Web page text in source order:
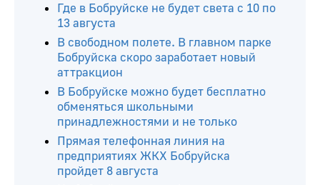
Где в Бобруйске не будет света с 10 по
13 августа
В свободном полете. В главном парке
Бобруйска скоро заработает новый
аттракцион
В Бобруйске можно будет бесплатно
обменяться школьными
принадлежностями и не только
Прямая телефонная линия на
предприятиях ЖКХ Бобруйска
пройдет 8 августа